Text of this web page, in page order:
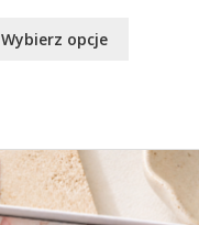
Wybierz opcje
Opcje
można
wybrać